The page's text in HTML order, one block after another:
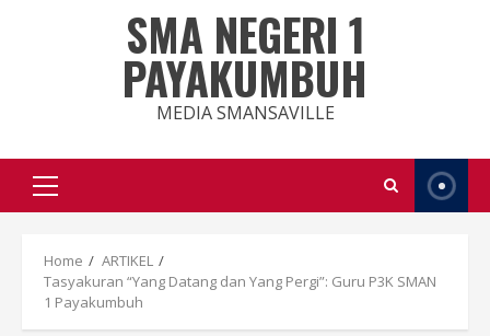
SMA NEGERI 1
PAYAKUMBUH
MEDIA SMANSAVILLE
Primary
Menu
Home
ARTIKEL
Tasyakuran “Yang Datang dan Yang Pergi”: Guru P3K SMAN
1 Payakumbuh